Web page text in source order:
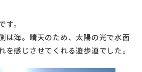
。
は海。晴天のため、太陽の光で水面
を感じさせてくれる遊歩道でした。